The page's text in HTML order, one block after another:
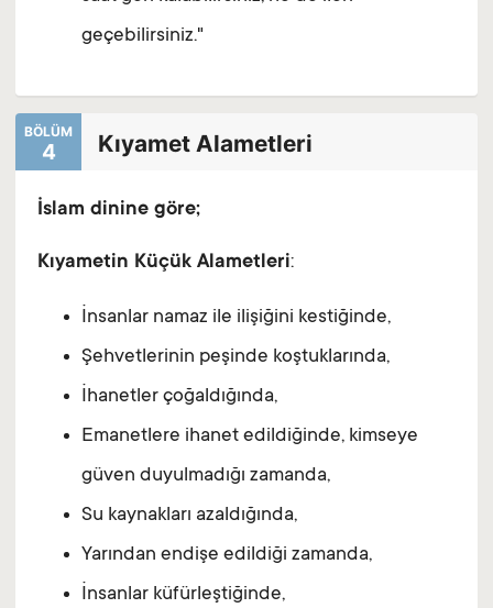
geçebilirsiniz."
BÖLÜM
4 Kıyamet Alametleri
İslam dinine göre;
Kıyametin Küçük Alametleri:
İnsanlar namaz ile ilişiğini kestiğinde,
Şehvetlerinin peşinde koştuklarında,
İhanetler çoğaldığında,
Emanetlere ihanet edildiğinde, kimseye
güven duyulmadığı zamanda,
Su kaynakları azaldığında,
Yarından endişe edildiği zamanda,
İnsanlar küfürleştiğinde,